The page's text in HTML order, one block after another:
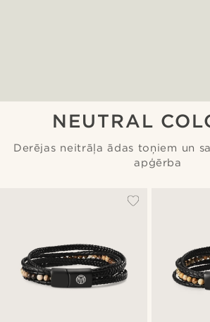
NEUTRAL
Derējas neitrāļa ādas toņiem un
apģērba